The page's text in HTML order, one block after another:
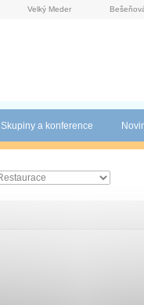
Velký Meder
Skupiny a konference